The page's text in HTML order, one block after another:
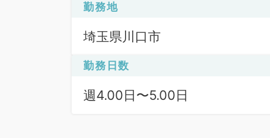
勤務地
埼玉県川口市
勤務日数
週4.00日〜5.00日